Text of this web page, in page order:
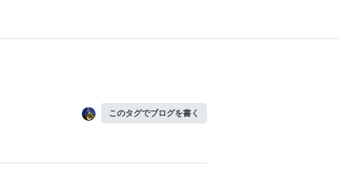
このタグでブログを書く